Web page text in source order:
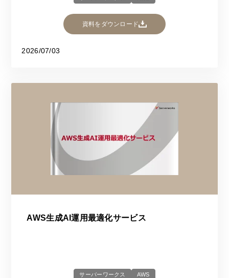
資料をダウンロード
2026/07/03
AWS生成AI運用最適化サービス
サーバーワークス AWS